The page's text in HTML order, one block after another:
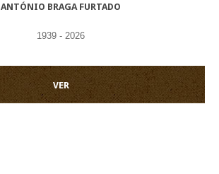
ANTÓNIO BRAGA FURTADO
1939 - 2026
VER